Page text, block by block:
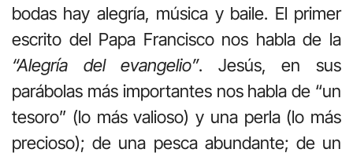
bodas hay alegría, música y baile. El primer
escrito del Papa Francisco nos habla de la
“Alegría del evangelio”. Jesús, en sus
parábolas más importantes nos habla de “un
tesoro” (lo más valioso) y una perla (lo más
precioso); de una pesca abundante; de un